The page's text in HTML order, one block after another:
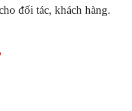
đối tác, khách hàng.